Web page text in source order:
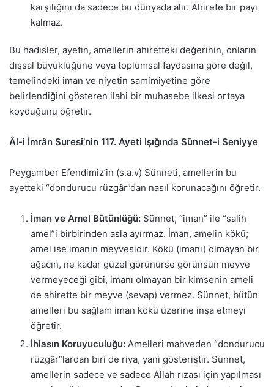
karşılığını da sadece bu dünyada alır. Ahirete bir payı
kalmaz.
Bu hadisler, ayetin, amellerin ahiretteki değerinin, onların
dışsal büyüklüğüne veya toplumsal faydasına göre değil,
temelindeki iman ve niyetin samimiyetine göre
belirlendiğini gösteren ilahi bir muhasebe ilkesi ortaya
koyduğunu öğretir.
Âl-i İmrân Suresi’nin 117. Ayeti Işığında Sünnet-i Seniyye
Peygamber Efendimiz’in (s.a.v) Sünneti, amellerin bu
ayetteki “dondurucu rüzgâr”dan nasıl korunacağını öğretir.
İman ve Amel Bütünlüğü: Sünnet, “iman” ile “salih
amel”i birbirinden asla ayırmaz. İman, amelin kökü;
amel ise imanın meyvesidir. Kökü (imanı) olmayan bir
ağacın, ne kadar güzel görünürse görünsün meyve
vermeyeceği gibi, imanı olmayan bir kimsenin ameli
de ahirette bir meyve (sevap) vermez. Sünnet, bütün
amelleri bu sağlam iman kökü üzerine inşa etmeyi
öğretir.
İhlasın Koruyuculuğu: Amelleri mahveden “dondurucu
rüzgâr”lardan biri de riya, yani gösteriştir. Sünnet,
amellerin sadece ve sadece Allah rızası için yapılması